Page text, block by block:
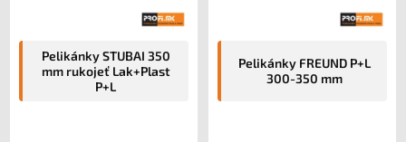
Pelikánky STUBAI 350
mm rukojeť Lak+Plast
P+L
Pelikánky FREUND P+L
300-350 mm